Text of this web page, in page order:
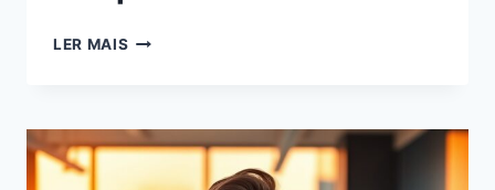
LER MAIS